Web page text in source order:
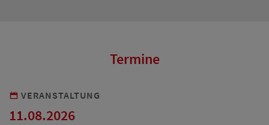
Termine
VERANSTALTUNG
11.08.2026